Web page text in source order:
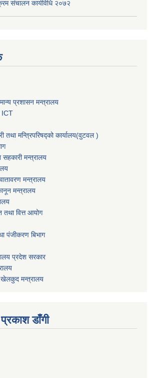
संचालन कार्यविधि २०७२
प्रशासन मन्त्रालय
ICT
तथा मन्त्रिपरिषद्को कार्यालय(वुटवल )
मन्त्रालय
मन्त्रालय
मन्त्रालय
तथा वित्त आयोग
पंजीकरण बिभाग
प्रदेश सरकार
खेलकुद मन्त्रालय
डाँगी